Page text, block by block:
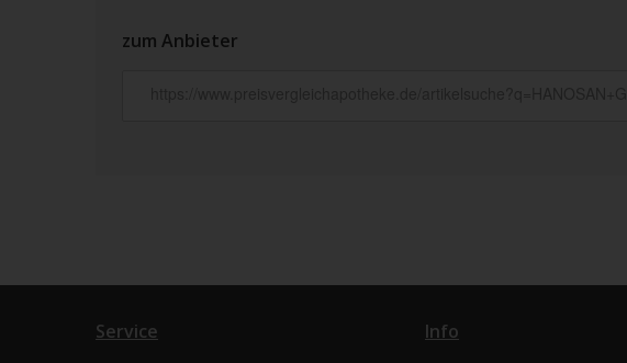
zum Anbieter
Service Info